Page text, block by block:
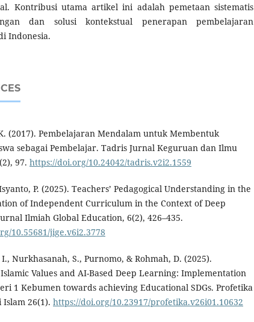
Kontribusi utama artikel ini adalah pemetaan sistematis
dan solusi kontekstual penerapan pembelajaran
Indonesia.
(2017). Pembelajaran Mendalam untuk Membentuk
sebagai Pembelajar. Tadris Jurnal Keguruan dan Ilmu
97. https://doi.org/10.24042/tadris.v2i2.1559
P. (2025). Teachers’ Pedagogical Understanding in the
of Independent Curriculum in the Context of Deep
Ilmiah Global Education, 6(2), 426–435.
10.55681/jige.v6i2.3778
Nurkhasanah, S., Purnomo, & Rohmah, D. (2025).
Values and AI-Based Deep Learning: Implementation
1 Kebumen towards achieving Educational SDGs. Profetika
26(1). https://doi.org/10.23917/profetika.v26i01.10632